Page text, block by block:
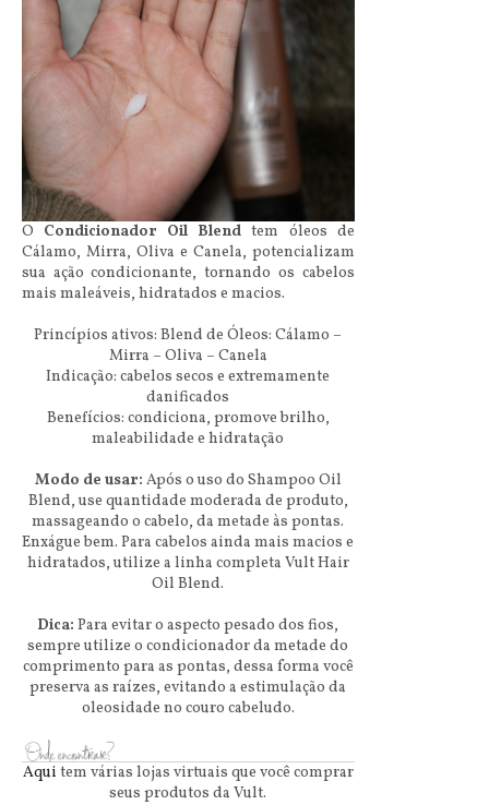
O Condicionador Oil Blend tem óleos de
Cálamo, Mirra, Oliva e Canela, potencializam
sua ação condicionante, tornando os cabelos
mais maleáveis, hidratados e macios.
Princípios ativos: Blend de Óleos: Cálamo –
Mirra – Oliva – Canela
Indicação: cabelos secos e extremamente
danificados
Benefícios: condiciona, promove brilho,
maleabilidade e hidratação
Modo de usar: Após o uso do Shampoo Oil
Blend, use quantidade moderada de produto,
massageando o cabelo, da metade às pontas.
Enxágue bem. Para cabelos ainda mais macios e
hidratados, utilize a linha completa Vult Hair
Oil Blend.
Dica: Para evitar o aspecto pesado dos fios,
sempre utilize o condicionador da metade do
comprimento para as pontas, dessa forma você
preserva as raízes, evitando a estimulação da
oleosidade no couro cabeludo.
Aqui tem várias lojas virtuais que você comprar
seus produtos da Vult.